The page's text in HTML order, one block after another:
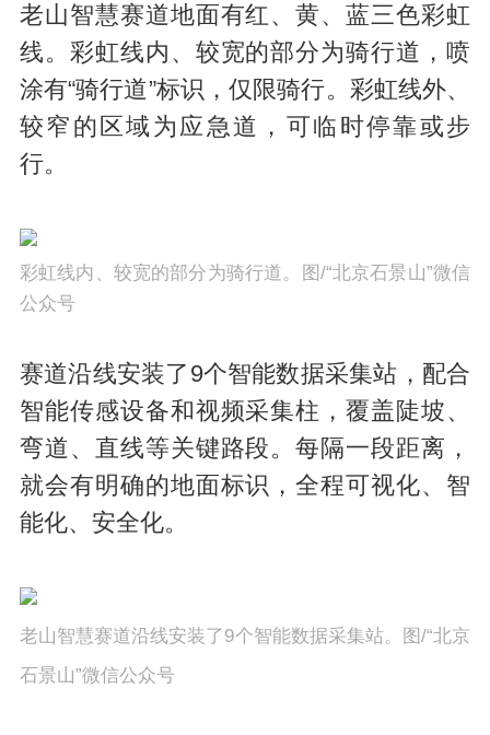
老山智慧赛道地面有红、黄、蓝三色彩虹
线。彩虹线内、较宽的部分为骑行道，喷
涂有“骑行道”标识，仅限骑行。彩虹线外、
较窄的区域为应急道，可临时停靠或步
行。
彩虹线内、较宽的部分为骑行道。图/“北京石景山”微信
公众号
赛道沿线安装了9个智能数据采集站，配合
智能传感设备和视频采集柱，覆盖陡坡、
弯道、直线等关键路段。每隔一段距离，
就会有明确的地面标识，全程可视化、智
能化、安全化。
老山智慧赛道沿线安装了9个智能数据采集站。图/“北京
石景山”微信公众号